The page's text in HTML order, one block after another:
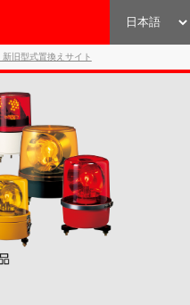
旧型式置換えサイト